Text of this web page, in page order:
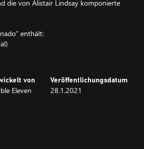
die von Alistair Lindsay komponierte
enthält:
von
Eleven
Veröffentlichungsdatum
28.1.2021